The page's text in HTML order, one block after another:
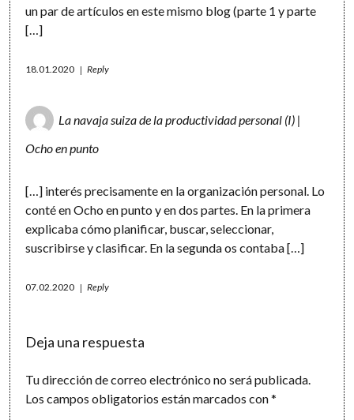
un par de artículos en este mismo blog (parte 1 y parte
[…]
18.01.2020 Reply
La navaja suiza de la productividad personal (I) |
Ocho en punto
[…] interés precisamente en la organización personal. Lo
conté en Ocho en punto y en dos partes. En la primera
explicaba cómo planificar, buscar, seleccionar,
suscribirse y clasificar. En la segunda os contaba […]
07.02.2020 Reply
Deja una respuesta
Tu dirección de correo electrónico no será publicada.
Los campos obligatorios están marcados con*